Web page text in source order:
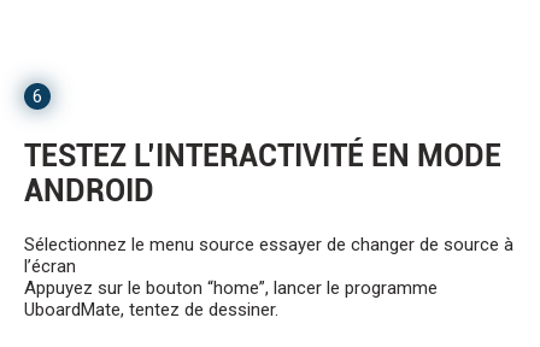
6
TESTEZ L’INTERACTIVITÉ EN MODE
ANDROID
Sélectionnez le menu source essayer de changer de source à
l’écran
Appuyez sur le bouton “home”, lancer le programme
UboardMate, tentez de dessiner.